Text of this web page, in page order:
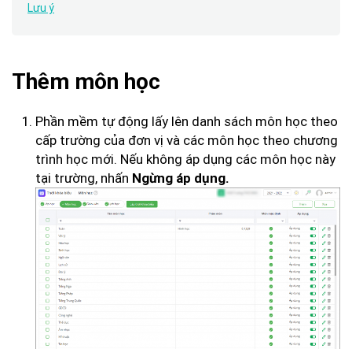
Lưu ý
Thêm môn học
Phần mềm tự động lấy lên danh sách môn học theo
cấp trường của đơn vị và các môn học theo chương
trình học mới. Nếu không áp dụng các môn học này
tại trường, nhấn Ngừng áp dụng.